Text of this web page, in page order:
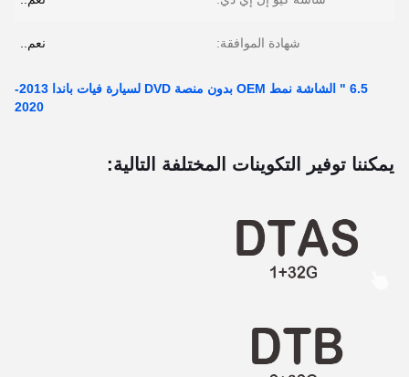
شهادة الموافقة: نعم..
6.5 " الشاشة نمط OEM بدون منصة DVD لسيارة فيات باندا 2013-
2020
يمكننا توفير التكوينات المختلفة التالية: